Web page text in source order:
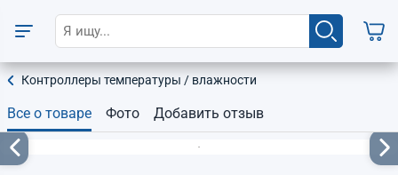
Контроллеры температуры / влажности
Все о товаре Фото Добавить отзыв